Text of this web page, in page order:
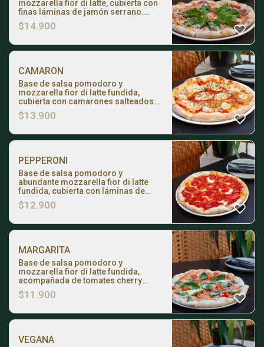
mozzarella fior di latte, cubierta con
finas láminas de jamón serrano.
Coronada con rúcula fresca y un
toque de queso parmesano rallado.
$14.900
CAMARON
Base de salsa pomodoro y
mozzarella fior di latte fundida,
cubierta con camarones salteados
en mantequilla de ajo y terminada
con ciboulette fresco.
$13.900
PEPPERONI
Base de salsa pomodoro y
abundante mozzarella fior di latte
fundida, cubierta con láminas de
pepperoni ligeramente tostadas al
horno.
$12.900
MARGARITA
Base de salsa pomodoro y
mozzarella fior di latte fundida,
acompañada de tomates cherry
frescos, albahaca perfumada y un
toque de queso parmesano rallado.
$11.900
VEGANA